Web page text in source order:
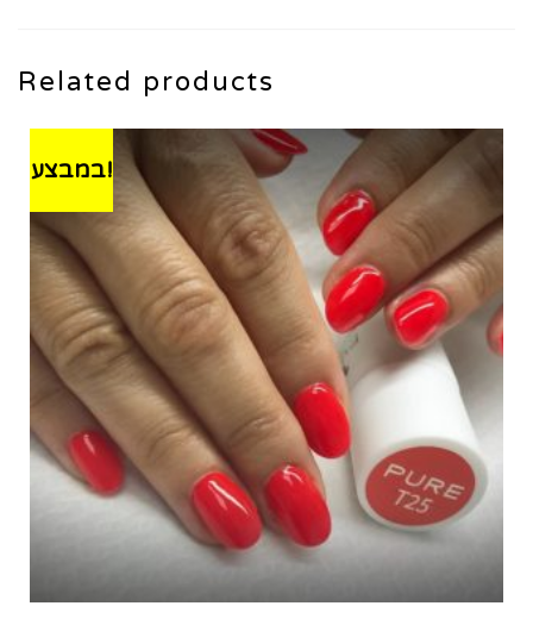
Related products
במבצע!